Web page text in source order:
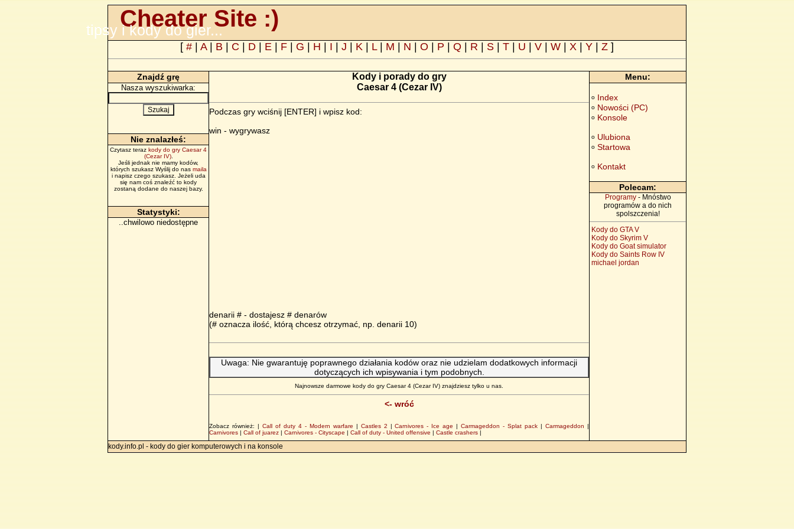
Cheater Site :)
tipsy i kody do gier...
[ # A| B C D E F G H I J K L| M N O P Q R S T U V W X Y Z ]
Znajdź grę
Nasza wyszukiwarka:
Nie znalazłeś:
Czytasz teraz kody do gry Caesar 4
(Cezar IV).
Jeśli jednak nie mamy kodów,
których szukasz Wyślij do nas maila
i napisz czego szukasz. Jeżeli uda
się nam coś znaleźć to kody
zostaną dodane do naszej bazy.
Statystyki:
..chwilowo niedostępne
Kody i porady do gry
Caesar 4 (Cezar IV)
Podczas gry wciśnij [ENTER] i wpisz kod:
win - wygrywasz
denarii # - dostajesz # denarów
(# oznacza ilość, którą chcesz otrzymać, np. denarii 10)
Uwaga: Nie gwarantuję poprawnego działania kodów oraz nie udzielam dodatkowych informacji
dotyczących ich wpisywania i tym podobnych.
Najnowsze darmowe kody do gry Caesar 4 (Cezar IV) znajdziesz tylko u nas.
<- wróć
Zobacz również: | Call of duty 4 - Modern warfare | Castles 2 |Carnivores - Ice age |Carmageddon - Splat pack |Carmageddon |
Carnivores | Call of juarez | Carnivores - Cityscape | Call of duty - United offensive | Castle crashers |
Menu:
o Index
o Nowości (PC)
o Konsole
o Ulubiona
o Startowa
o Kontakt
Polecam:
Programy- Mnóstwo
programów a do nich
spolszczenia!
Kody do GTA V
Kody do Skyrim V
Kody do Goat simulator
Kody do Saints Row IV
michael jordan
kody.info.pl - kody do gier komputerowych i na konsole